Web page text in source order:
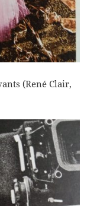
(René Clair,